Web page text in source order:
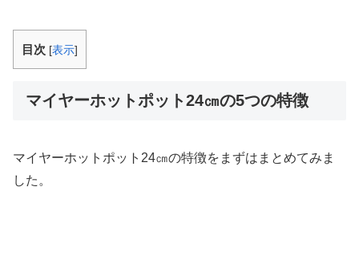
目次 [表示]
マイヤーホットポット24㎝の5つの特徴
マイヤーホットポット24㎝の特徴をまずはまとめてみま
した。